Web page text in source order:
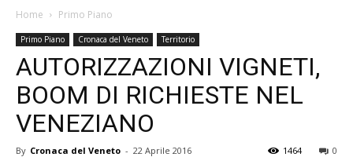
Veneto
Home Primo Piano
Primo Piano Cronaca del Veneto Territorio
AUTORIZZAZIONI VIGNETI,
BOOM DI RICHIESTE NEL
VENEZIANO
By Cronaca del Veneto - 22 Aprile 2016 0
1464